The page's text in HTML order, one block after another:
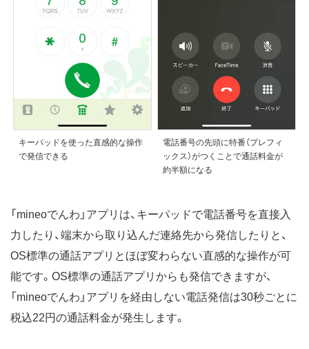
キーパッドを使った直感的な操作
で発信できる
電話番号の先頭に特番（プレフィ
ックス）がつくことで通話料金が
約半額になる
「mineoでんわ」アプリは、キーパッドで電話番号を直接入
力したり、端末から取り込んだ連絡先から発信したりと、
OS標準の通話アプリとほぼ変わらない直感的な操作が可
能です。OS標準の通話アプリからも発信できますが、
「mineoでんわ」アプリを経由しない電話発信は30秒ごとに
税込22円の通話料金が発生します。